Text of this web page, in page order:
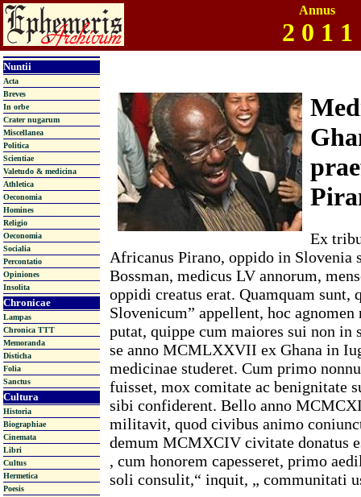
Annus
2 0 1 1
Nuntii
Acta
Breves
In orbe
Crater nugarum
Miscellanea
Politica
Scientiae
Valetudo & medicina
Athletica
Oeconomia
Homines
Religio
Oeconomia
Socialia
Percontatio
Opiniones
Insolita
Chronicae
Lampas
Chronica TTT
Memoranda
Disticha
Folia
Sanctus
Cultura
Historia
Biographiae
Cinemata
Libri
Cultus
Hermetica
Poesis
Ex
Africanus Pirano, oppido in Slovenia
Bossman, medicus LV annorum,
oppidi creatus erat. Quamquam sunt,
Slovenicum” appellent, hoc
putat, quippe cum maiores sui non
se anno MCMLXXVII ex Ghana in
medicinae studeret. Cum primo
fuisset, mox comitate ac benignitate
sibi confiderent. Bello anno MCMCXI
militavit, quod civibus animo
demum MCMXCIV civitate donatus
, cum honorem capesseret, primo
soli consulit,“ inquit, „ communitati